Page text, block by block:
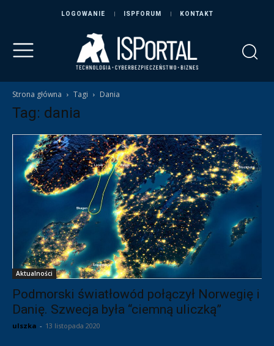
LOGOWANIE ISPFORUM KONTAKT
Strona główna Tagi Dania
Tag: dania
Aktualności
Podmorski światłowód połączył Norwegię i
Danię. Szwecja była “ciemną uliczką”
ulszka - 13 listopada 2020